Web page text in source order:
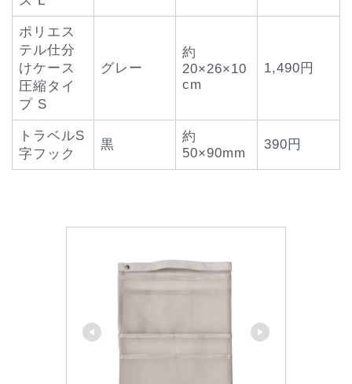
ポリエス
テル仕分
けケース
圧縮タイ
プ S
グレー
約
20×26×10
cm
1,490円
トラベルS
字フック
黒
約
50×90mm
390円